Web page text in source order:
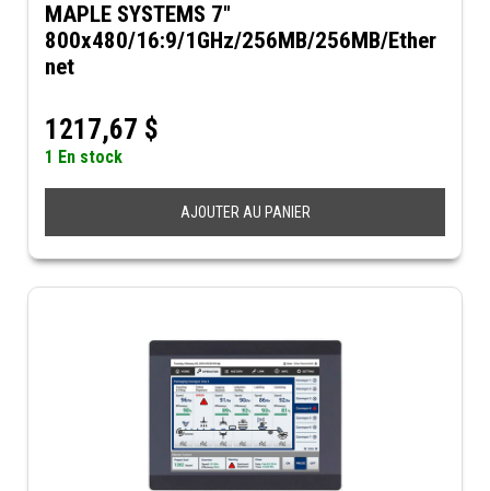
MAPLE SYSTEMS 7"
800x480/16:9/1GHz/256MB/256MB/Ether
net
1217,67 $
1 En stock
AJOUTER AU PANIER